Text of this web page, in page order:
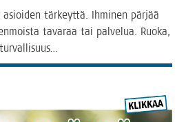
tär­keyt­tä. Ihmi­nen pär­jää
tava­raa tai pal­ve­lua. Ruo­ka,